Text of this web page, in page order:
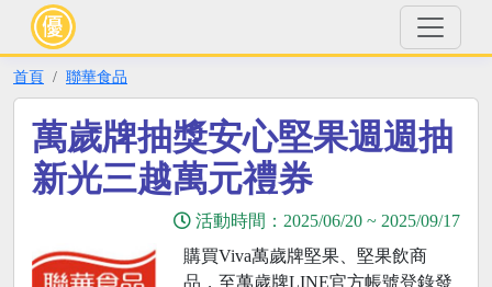
首頁 聯華食品
萬歲牌抽獎安心堅果週週抽
新光三越萬元禮券
活動時間： 2025/06/20 ~ 2025/09/17
購買Viva萬歲牌堅果、堅果飲商
品，至萬歲牌LINE官方帳號登錄發